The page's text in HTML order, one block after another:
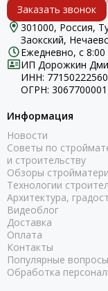
Заказать звонок
301000, Россия,
Заокский,
Ежедневно, с 8:00
ИП Дорожкин
ИНН:
ОГРН:
Информация
Новости
Советы по
и строительству
Обзоры
Технологии
Архитектура,
Видеоблог
Доставка
Оплата
Контакты
Популярные
Обработка